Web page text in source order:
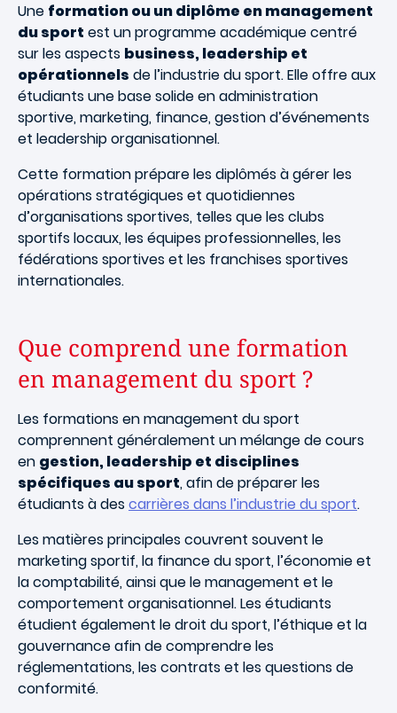
Une formation ou un diplôme en management
du sport est un programme académique centré
sur les aspects business, leadership et
opérationnels de l’industrie du sport. Elle offre aux
étudiants une base solide en administration
sportive, marketing, finance, gestion d’événements
et leadership organisationnel.
Cette formation prépare les diplômés à gérer les
opérations stratégiques et quotidiennes
d’organisations sportives, telles que les clubs
sportifs locaux, les équipes professionnelles, les
fédérations sportives et les franchises sportives
internationales.
Que comprend une formation
en management du sport ?
Les formations en management du sport
comprennent généralement un mélange de cours
en gestion, leadership et disciplines
spécifiques au sport, afin de préparer les
étudiants à descarrières dans l’industrie du sport.
Les matières principales couvrent souvent le
marketing sportif, la finance du sport, l’économie et
la comptabilité, ainsi que le management et le
comportement organisationnel. Les étudiants
étudient également le droit du sport, l’éthique et la
gouvernance afin de comprendre les
réglementations, les contrats et les questions de
conformité.